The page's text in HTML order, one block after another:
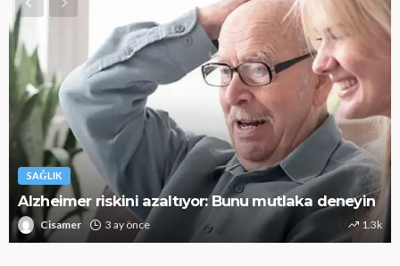
SAĞLIK
Alzheimer riskini azaltıyor: Bunu mutlaka deneyin
Cisamer 3 ay önce 1.3k